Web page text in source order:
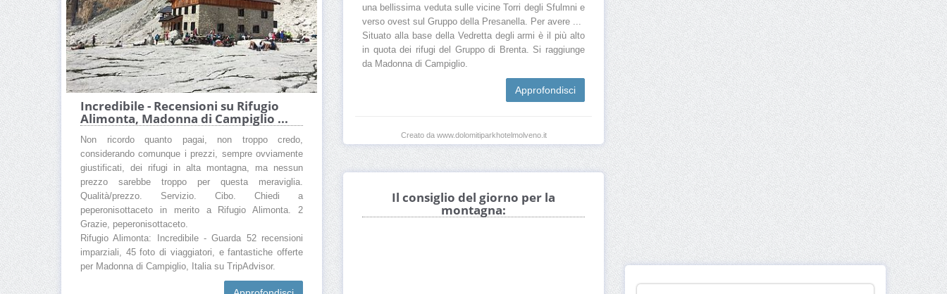
Incredibile - Recensioni su Rifugio
Alimonta, Madonna di Campiglio ...
Non ricordo quanto pagai, non troppo credo,
considerando comunque i prezzi, sempre ovviamente
giustificati, dei rifugi in alta montagna, ma nessun
prezzo sarebbe troppo per questa meraviglia.
Qualità/prezzo. Servizio. Cibo. Chiedi a
peperonisottaceto in merito a Rifugio Alimonta. 2
Grazie, peperonisottaceto.
Rifugio Alimonta: Incredibile - Guarda 52 recensioni
imparziali, 45 foto di viaggiatori, e fantastiche offerte
per Madonna di Campiglio, Italia su TripAdvisor.
una bellissima veduta sulle vicine Torri degli Sfulmni e
verso ovest sul Gruppo della Presanella. Per avere ...
Situato alla base della Vedretta degli armi è il più alto
in quota dei rifugi del Gruppo di Brenta. Si raggiunge
da Madonna di Campiglio.
Approfondisci
Creato da www.dolomitiparkhotelmolveno.it
Il consiglio del giorno per la
montagna: